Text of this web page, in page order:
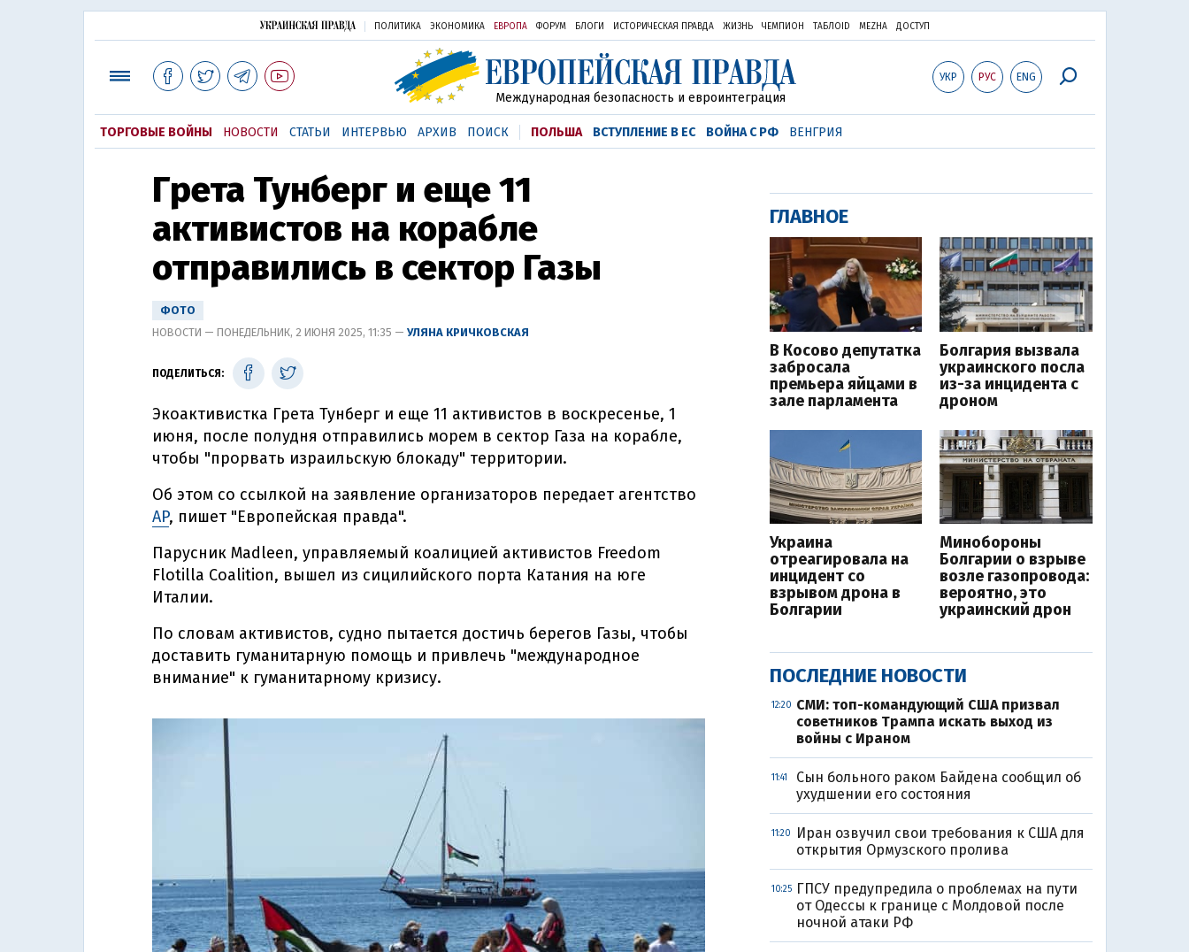
ПОЛИТИКА ЭКОНОМИКА ЕВРОПА ФОРУМ БЛОГИ ИСТОРИЧЕСКАЯ ПРАВДА ЖИЗНЬ ЧЕМПИОН ТАБЛОID MEZHA ДОСТУП
УКР РУС ENG
Международная безопасность и евроинтеграция
ТОРГОВЫЕ ВОЙНЫ НОВОСТИ СТАТЬИ ИНТЕРВЬЮ АРХИВ ПОИСК ПОЛЬША ВСТУПЛЕНИЕ В ЕС ВОЙНА С РФ ВЕНГРИЯ
Грета Тунберг и еще 11
активистов на корабле
отправились в сектор Газы
ФОТО
НОВОСТИ — ПОНЕДЕЛЬНИК, 2 ИЮНЯ 2025, 11:35 — УЛЯНА КРИЧКОВСКАЯ
ПОДЕЛИТЬСЯ:
Экоактивистка Грета Тунберг и еще 11 активистов в воскресенье, 1
июня, после полудня отправились морем в сектор Газа на корабле,
чтобы "прорвать израильскую блокаду" территории.
Об этом со ссылкой на заявление организаторов передает агентство
AP, пишет "Европейская правда".
Парусник Madleen, управляемый коалицией активистов Freedom
Flotilla Coalition, вышел из сицилийского порта Катания на юге
Италии.
По словам активистов, судно пытается достичь берегов Газы, чтобы
доставить гуманитарную помощь и привлечь "международное
внимание" к гуманитарному кризису.
ГЛАВНОЕ
В Косово депутатка
забросала
премьера яйцами в
зале парламента
Болгария вызвала
украинского посла
из-за инцидента с
дроном
Украина
отреагировала на
инцидент со
взрывом дрона в
Болгарии
Минобороны
Болгарии о взрыве
возле газопровода:
вероятно, это
украинский дрон
ПОСЛЕДНИЕ НОВОСТИ
12:20 СМИ: топ-командующий США призвал
советников Трампа искать выход из
войны с Ираном
11:41
Сын больного раком Байдена сообщил об
ухудшении его состояния
11:20
Иран озвучил свои требования к США для
открытия Ормузского пролива
10:25
ГПСУ предупредила о проблемах на пути
от Одессы к границе с Молдовой после
ночной атаки РФ